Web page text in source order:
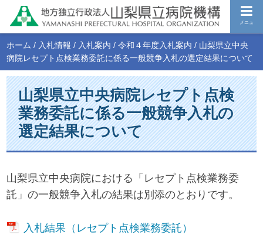
メニュ
ホーム / 入札情報 / 入札案内 /令和４年度入札案内 / 山梨県立中央
病院レセプト点検業務委託に係る一般競争入札の選定結果について
山梨県立中央病院レセプト点検
業務委託に係る一般競争入札の
選定結果について
山梨県立中央病院における「レセプト点検業務委
託」の一般競争入札の結果は別添のとおりです。
入札結果（レセプト点検業務委託）